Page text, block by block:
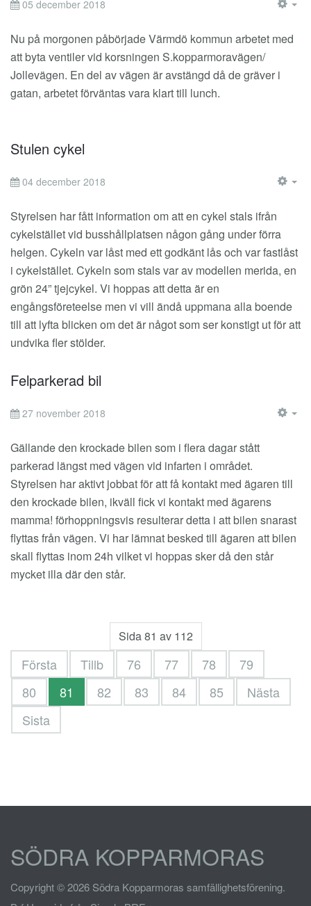
05 december 2018
Nu på morgonen påbörjade Värmdö kommun arbetet med
att byta ventiler vid korsningen S.kopparmoravägen/
Jollevägen. En del av vägen är avstängd då de gräver i
gatan, arbetet förväntas vara klart till lunch.
Stulen cykel
04 december 2018
Styrelsen har fått information om att en cykel stals ifrån
cykelstället vid busshållplatsen någon gång under förra
helgen. Cykeln var låst med ett godkänt lås och var fastlåst
i cykelstället. Cykeln som stals var av modellen merida, en
grön 24” tjejcykel. Vi hoppas att detta är en
engångsföreteelse men vi vill ändå uppmana alla boende
till att lyfta blicken om det är något som ser konstigt ut för att
undvika fler stölder.
Felparkerad bil
27 november 2018
Gällande den krockade bilen som i flera dagar stått
parkerad längst med vägen vid infarten i området.
Styrelsen har aktivt jobbat för att få kontakt med ägaren till
den krockade bilen, ikväll fick vi kontakt med ägarens
mamma! förhoppningsvis resulterar detta i att bilen snarast
flyttas från vägen. Vi har lämnat besked till ägaren att bilen
skall flyttas inom 24h vilket vi hoppas sker då den står
mycket illa där den står.
Sida 81 av 112
Första Tillb 76 77 78
79
80
81 82 83 84 85
Nästa
Sista
SÖDRA KOPPARMORAS
Copyright © 2026 Södra Kopparmoras samfällighetsförening.